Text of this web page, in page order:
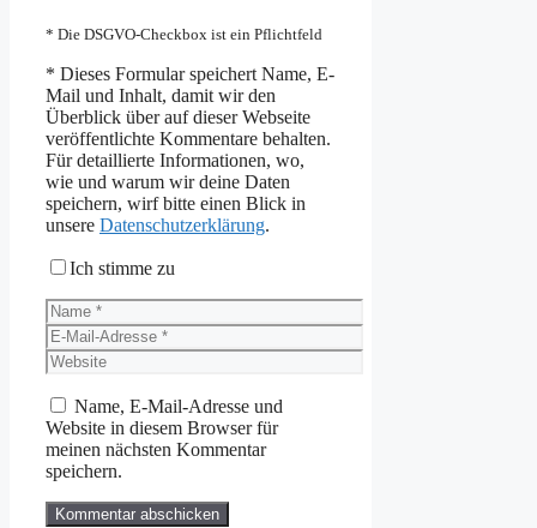
* Die DSGVO-Checkbox ist ein Pflichtfeld
* Dieses Formular speichert Name, E-
Mail und Inhalt, damit wir den
Überblick über auf dieser Webseite
veröffentlichte Kommentare behalten.
Für detaillierte Informationen, wo,
wie und warum wir deine Daten
speichern, wirf bitte einen Blick in
unsere Datenschutzerklärung.
Ich stimme zu
Name
E-
Mail-
Adresse
Website
Name, E-Mail-Adresse und
Website in diesem Browser für
meinen nächsten Kommentar
speichern.